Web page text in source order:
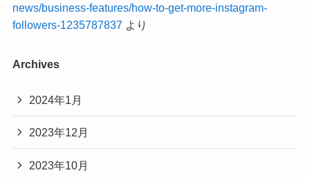
news/business-features/how-to-get-more-instagram-
followers-1235787837 より
Archives
2024年1月
2023年12月
2023年10月